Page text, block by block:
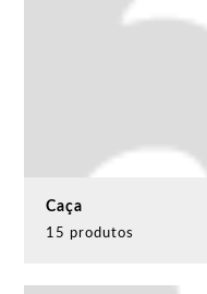
Caça
15 produtos